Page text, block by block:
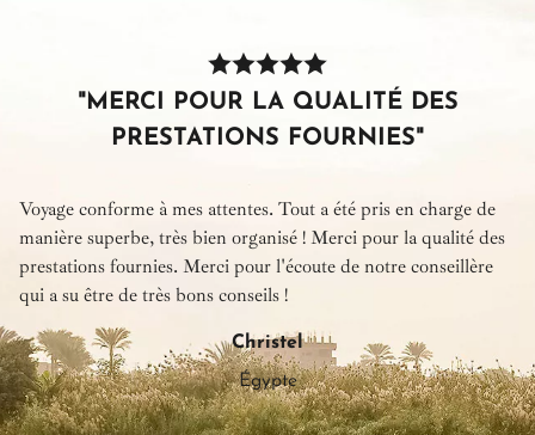
"MERCI POUR LA QUALITÉ DES
PRESTATIONS FOURNIES"
Voyage conforme à mes attentes. Tout a été pris en charge de
manière superbe, très bien organisé ! Merci pour la qualité des
prestations fournies. Merci pour l'écoute de notre conseillère
qui a su être de très bons conseils !
Christel
Égypte